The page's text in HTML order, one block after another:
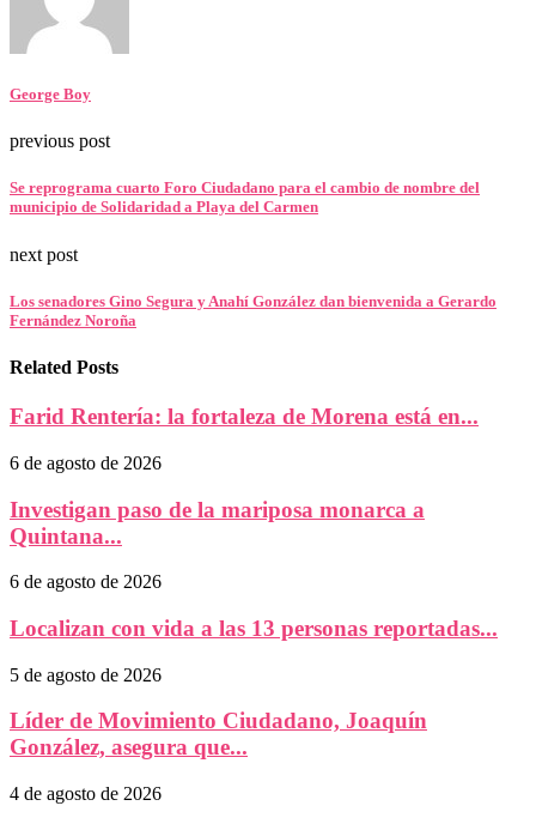
George Boy
previous post
Se reprograma cuarto Foro Ciudadano para el cambio de nombre del
municipio de Solidaridad a Playa del Carmen
next post
Los senadores Gino Segura y Anahí González dan bienvenida a Gerardo
Fernández Noroña
Related Posts
Farid Rentería: la fortaleza de Morena está en...
6 de agosto de 2026
Investigan paso de la mariposa monarca a
Quintana...
6 de agosto de 2026
Localizan con vida a las 13 personas reportadas...
5 de agosto de 2026
Líder de Movimiento Ciudadano, Joaquín
González, asegura que...
4 de agosto de 2026